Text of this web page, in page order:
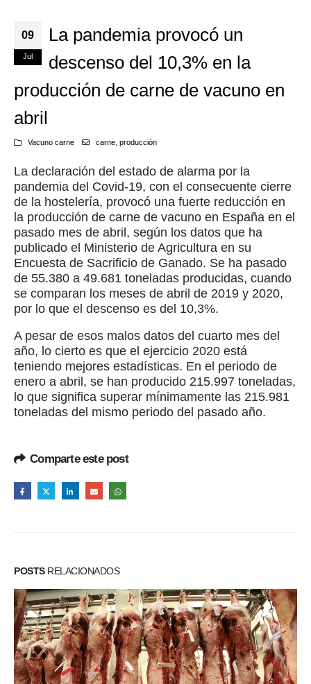
09
Jul
La pandemia provocó un
descenso del 10,3% en la
producción de carne de vacuno en
abril
Vacuno carne carne, producción
La declaración del estado de alarma por la
pandemia del Covid-19, con el consecuente cierre
de la hostelería, provocó una fuerte reducción en
la producción de carne de vacuno en España en el
pasado mes de abril, según los datos que ha
publicado el Ministerio de Agricultura en su
Encuesta de Sacrificio de Ganado. Se ha pasado
de 55.380 a 49.681 toneladas producidas, cuando
se comparan los meses de abril de 2019 y 2020,
por lo que el descenso es del 10,3%.
A pesar de esos malos datos del cuarto mes del
año, lo cierto es que el ejercicio 2020 está
teniendo mejores estadísticas. En el periodo de
enero a abril, se han producido 215.997 toneladas,
lo que significa superar mínimamente las 215.981
toneladas del mismo periodo del pasado año.
Comparte este post
POSTSRELACIONADOS